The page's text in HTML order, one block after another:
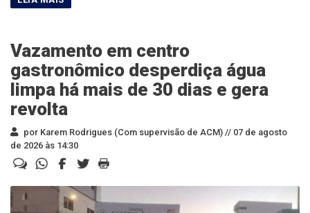
Vazamento em centro
gastronômico desperdiça água
limpa há mais de 30 dias e gera
revolta
por Karem Rodrigues (Com supervisão de ACM) // 07 de agosto
de 2026 às 14:30